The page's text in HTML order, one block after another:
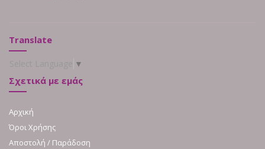
Translate
▼
Σχετικά με εμάς
Αρχική
Όροι Χρήσης
Αποστολή / Παράδοση